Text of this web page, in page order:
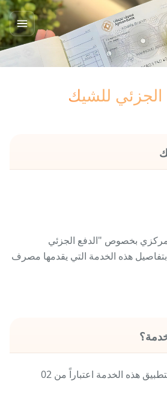
الجزئي للشيك
بخصوص "الدفع الجزئي
هذه الخدمة التي يقدمها مصرف
البنوك الإماراتية ملزمة بتطبيق هذه الخدمة اعتباراً من 02